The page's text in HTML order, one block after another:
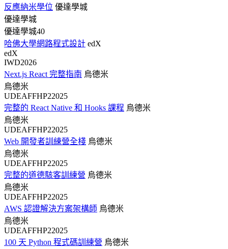
反應納米學位 優達學城
優達學城
優達學城40
哈佛大學網路程式設計 edX
edX
IWD2026
Next.js React 完整指南 烏德米
烏德米
UDEAFFHP22025
完整的 React Native 和 Hooks 課程 烏德米
烏德米
UDEAFFHP22025
Web 開發者訓練營全棧 烏德米
烏德米
UDEAFFHP22025
完整的道德駭客訓練營 烏德米
烏德米
UDEAFFHP22025
AWS 認證解決方案架構師 烏德米
烏德米
UDEAFFHP22025
100 天 Python 程式碼訓練營 烏德米